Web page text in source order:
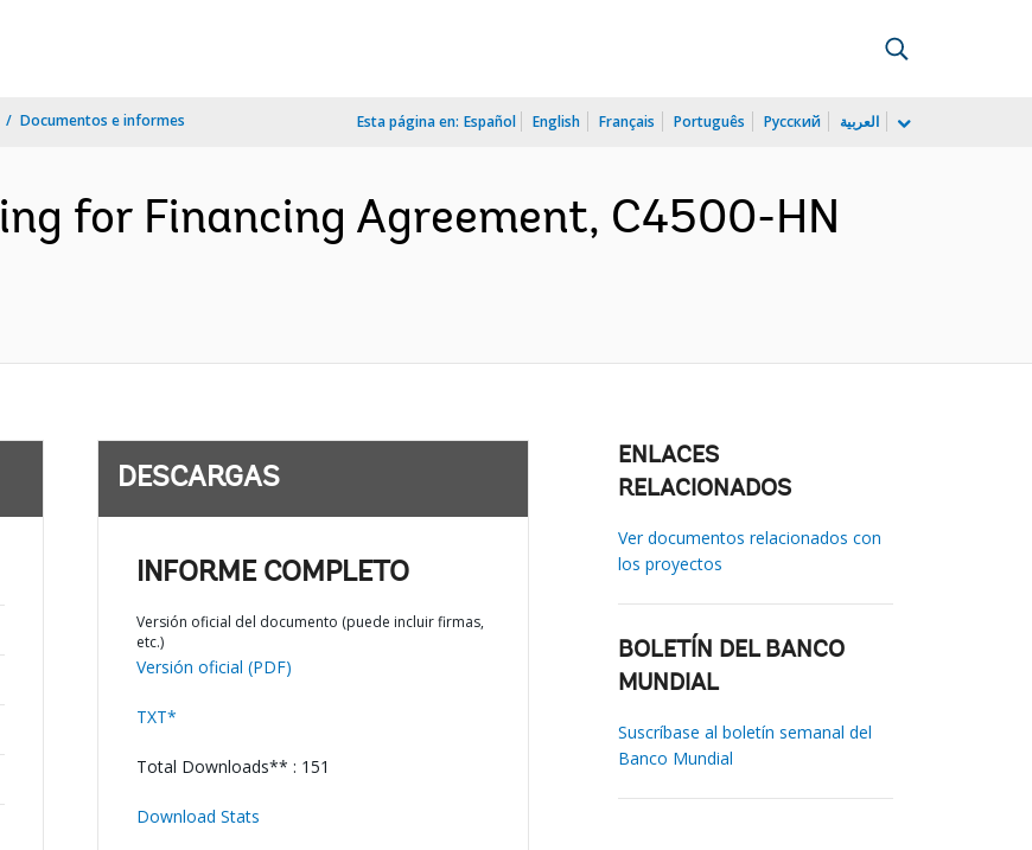
Documentos e informes Esta página en: Español English Français Português Русский العربية
for Financing Agreement, C4500-HN
DESCARGAS
INFORME COMPLETO
Versión oficial del documento (puede incluir firmas,
etc.)
Versión oficial (PDF)
TXT*
Total Downloads** : 151
Download Stats
ENLACES
RELACIONADOS
Ver documentos relacionados con
los proyectos
BOLETÍN DEL BANCO
MUNDIAL
Suscríbase al boletín semanal del
Banco Mundial